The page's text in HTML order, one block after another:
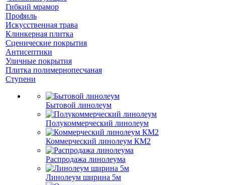
Гибкий мрамор
Профиль
Искусственная трава
Клинкерная плитка
Сценические покрытия
Антисептики
Уличные покрытия
Плитка полимернопесчаная
Ступени
Бытовой линолеум
Полукоммерческий линолеум
Коммерческий линолеум КМ2
Распродажа линолеума
Линолеум ширина 5м